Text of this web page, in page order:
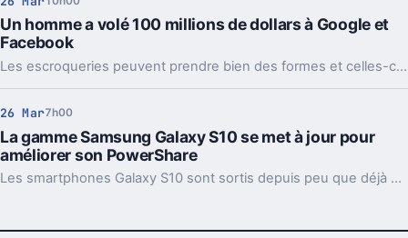
Un homme a volé 100 millions de dollars à Google et
Facebook
Les escroqueries peuvent prendre bien des formes et celles-ci ne ciblent pas uniquement les petits particuliers. Certains n'hésitent pas à s'attaquer à de très gros poissons.
26 Mar7h00
La gamme Samsung Galaxy S10 se met à jour pour
améliorer son PowerShare
Les smartphones Galaxy S10 sont sortis depuis peu que déjà Samsung leur propose une mise à jour. Celle-ci vise notamment à améliorer les performances de la fonctionnalité PowerShare.